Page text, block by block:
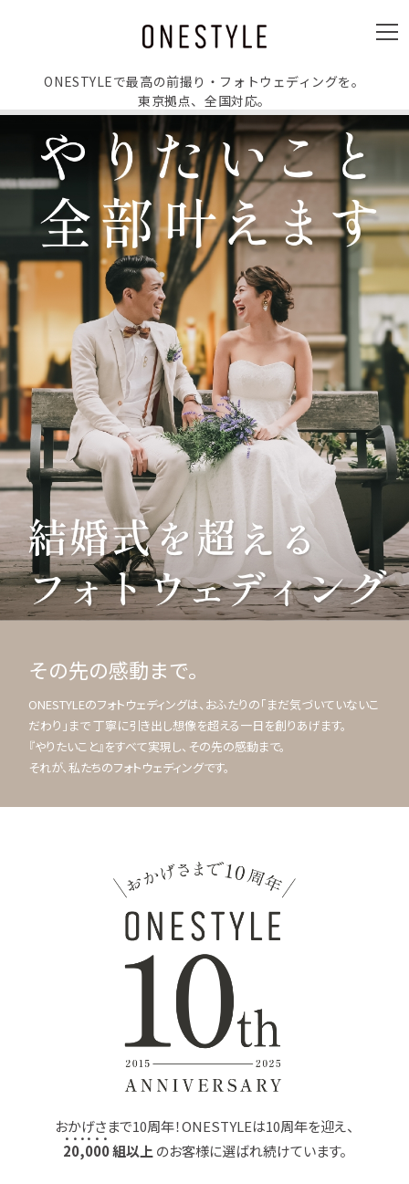
メ
ニ
ー
ONESTYLEで最高の前撮り・フォトウェディングを。
東京拠点、全国対応。
その先の感動まで。
ONESTYLEのフォトウェディングは、おふたりの「まだ気づいていないこ
だわり」まで 丁寧に引き出し想像を超える一日を創りあげます。
『やりたいこと』をすべて実現し、その先の感動まで。
それが、私たちのフォトウェディングです。
おかげさまで10周年！ONESTYLEは10周年を迎え、
20,000組以上 のお客様に選ばれ続けています。